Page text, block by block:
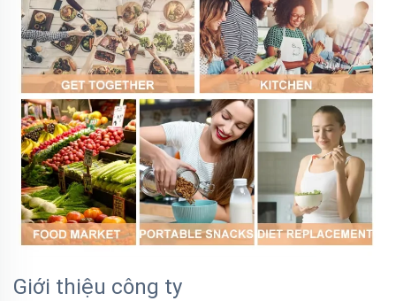
Giới thiệu công ty